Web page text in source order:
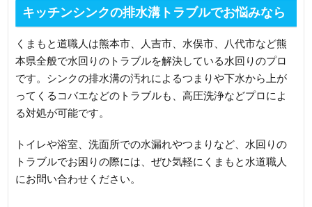
キッチンシンクの排水溝トラブルでお悩みなら
くまもと道職人は熊本市、人吉市、水俣市、八代市など熊
本県全般で水回りのトラブルを解決している水回りのプロ
です。シンクの排水溝の汚れによるつまりや下水から上が
ってくるコバエなどのトラブルも、高圧洗浄などプロによ
る対処が可能です。
トイレや浴室、洗面所での水漏れやつまりなど、水回りの
トラブルでお困りの際には、ぜひ気軽にくまもと水道職人
にお問い合わせください。